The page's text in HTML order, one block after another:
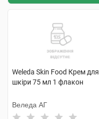
Weleda Skin Food Крем для
шкіри 75 мл 1 флакон
Веледа АГ